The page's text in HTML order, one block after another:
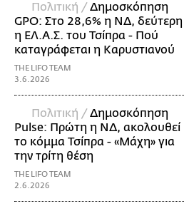
Πολιτική / Δημοσκόπηση
GPO: Στο 28,6% η ΝΔ, δεύτερη
η ΕΛ.Α.Σ. του Τσίπρα - Πού
καταγράφεται η Καρυστιανού
THE LIFO TEAM
3.6.2026
Πολιτική / Δημοσκόπηση
Pulse: Πρώτη η ΝΔ, ακολουθεί
το κόμμα Τσίπρα - «Μάχη» για
την τρίτη θέση
THE LIFO TEAM
2.6.2026